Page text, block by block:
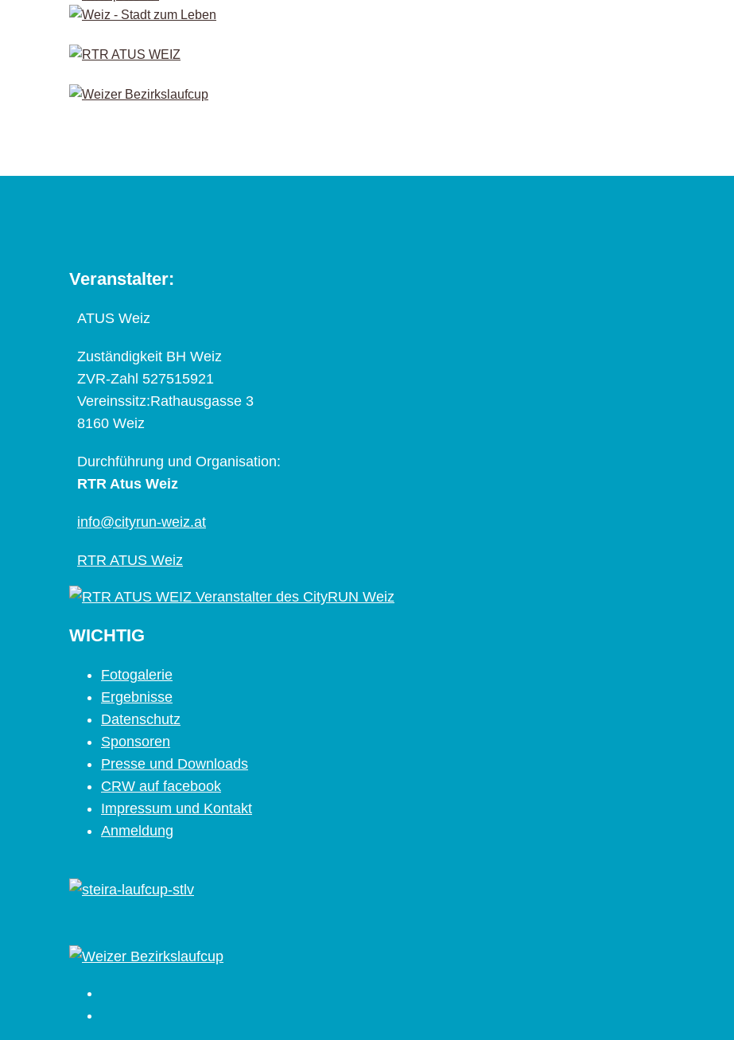
Veranstalter:
ATUS Weiz
Zuständigkeit BH Weiz
ZVR-Zahl 527515921
Vereinssitz:Rathausgasse 3
8160 Weiz
Durchführung und Organisation:
RTR Atus Weiz
info@cityrun-weiz.at
RTR ATUS Weiz
WICHTIG
Fotogalerie
Ergebnisse
Datenschutz
Sponsoren
Presse und Downloads
CRW auf facebook
Impressum und Kontakt
Anmeldung